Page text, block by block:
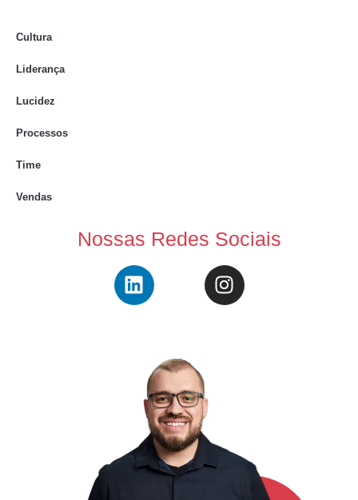
Cultura
Liderança
Lucidez
Processos
Time
Vendas
Nossas Redes Sociais